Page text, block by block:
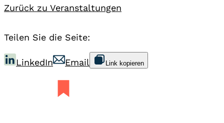
Zurück zu Veranstaltungen
Teilen Sie die Seite:
LinkedIn Email Link kopieren